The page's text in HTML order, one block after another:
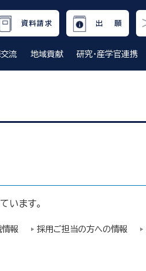
資料請求 出 願
流 地域貢献 研究・産学官連携
います。
情報 採用ご担当の方への情報